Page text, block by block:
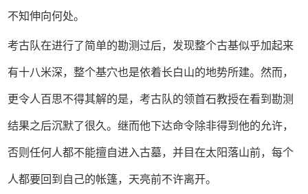
不知伸向何处。
考古队在进行了简单的勘测过后，发现整个古基似乎加起来
有十八米深，整个基穴也是依着长白山的地势所建。然而，
更令人百思不得其解的是，考古队的领首石教授在看到勘测
结果之后沉默了很久。继而他下达命令除非得到他的允许，
否则任何人都不能擅自进入古墓，并目在太阳落山前，每个
人都要回到自己的帐篷，天亮前不许离开。